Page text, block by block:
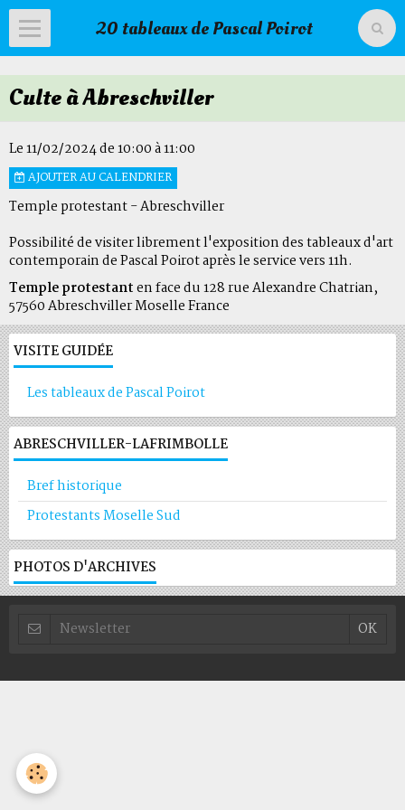
20 tableaux de Pascal Poirot
Accueil
Livre d'or
Agenda
Livre d'or du temple
Culte à Abreschviller
Le 11/02/2024de 10:00à 11:00
AJOUTER AU CALENDRIER
Temple protestant - Abreschviller
Possibilité de visiter librement l'exposition des tableaux d'art
contemporain de Pascal Poirot après le service vers 11h.
Temple protestanten face du 128 rue Alexandre Chatrian,
57560 Abreschviller Moselle France
VISITE GUIDÉE
Les tableaux de Pascal Poirot
ABRESCHVILLER-LAFRIMBOLLE
Bref historique
Protestants Moselle Sud
PHOTOS D'ARCHIVES